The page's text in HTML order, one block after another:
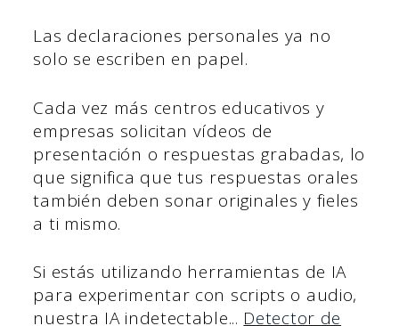
Las declaraciones personales ya no
solo se escriben en papel.
Cada vez más centros educativos y
empresas solicitan vídeos de
presentación o respuestas grabadas, lo
que significa que tus respuestas orales
también deben sonar originales y fieles
a ti mismo.
Si estás utilizando herramientas de IA
para experimentar con scripts o audio,
nuestra IA indetectable... Detector de